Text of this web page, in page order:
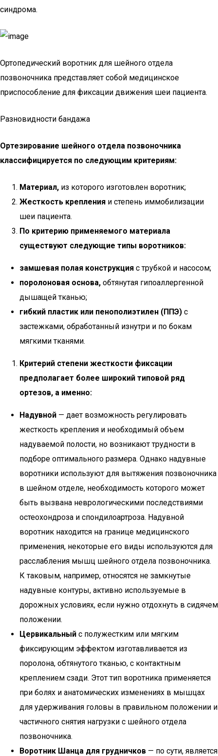
синдрома.
Ортопедический воротник для шейного отдела
позвоночника представляет собой медицинское
приспособление для фиксации движения шеи пациента.
Разновидности бандажа
Ортезирование шейного отдела позвоночника
классифицируется по следующим критериям:
Материал, из которого изготовлен воротник;
Жесткость крепления и степень иммобилизации
шеи пациента.
По критерию применяемого материала
существуют следующие типы воротников:
замшевая полая конструкция с трубкой и насосом;
поролоновая основа, обтянутая гипоаллергенной
дышащей тканью;
гибкий пластик или пенополиэтилен (ППЭ) с
застежками, обработанный изнутри и по бокам
мягкими тканями.
Критерий степени жесткости фиксации
предполагает более широкий типовой ряд
ортезов, а именно:
Надувной — дает возможность регулировать
жесткость крепления и необходимый объем
надуваемой полости, но возникают трудности в
подборе оптимального размера. Однако надувные
воротники используют для вытяжения позвоночника
в шейном отделе, необходимость которого может
быть вызвана неврологическими последствиями
остеохондроза и спондилоартроза. Надувной
воротник находится на границе медицинского
применения, некоторые его виды используются для
расслабления мышц шейного отдела позвоночника.
К таковым, например, относятся не замкнутые
надувные контуры, активно используемые в
дорожных условиях, если нужно отдохнуть в сидячем
положении.
Цервикальный с полужестким или мягким
фиксирующим эффектом изготавливается из
поролона, обтянутого тканью, с контактным
креплением сзади. Этот тип воротника применяется
при болях и анатомических изменениях в мышцах
для удерживания головы в правильном положении и
частичного снятия нагрузки с шейного отдела
позвоночника.
Воротник Шанца для грудничков — по сути, является